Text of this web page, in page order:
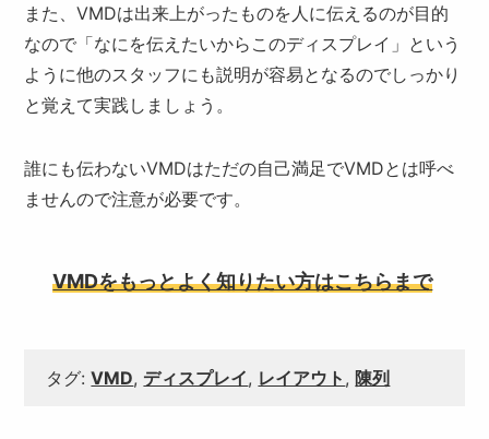
また、VMDは出来上がったものを人に伝えるのが目的
なので「なにを伝えたいからこのディスプレイ」という
ように他のスタッフにも説明が容易となるのでしっかり
と覚えて実践しましょう。
誰にも伝わないVMDはただの自己満足でVMDとは呼べ
ませんので注意が必要です。
VMDをもっとよく知りたい方はこちらまで
タグ:VMD, ディスプレイ, レイアウト ,陳列